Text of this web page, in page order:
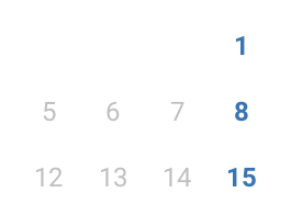
1
5 6 7 8
12 13 14 15